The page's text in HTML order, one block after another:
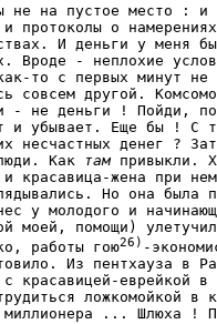
не на пустое место : и
протоколы о
И деньги у меня
Вроде - неплохие
то с первых минут
совсем другой.
- не деньги ! Пойди,
и убывает. Еще бы ! С
несчастных денег ?
Как
там привыкли.
и красавица-жена при
Но она была
у молодого и
моей, помощи)
работы гою26) -
Из пентхауза в
красавицей-еврейкой в
ложкомойкой в
... Шлюха !